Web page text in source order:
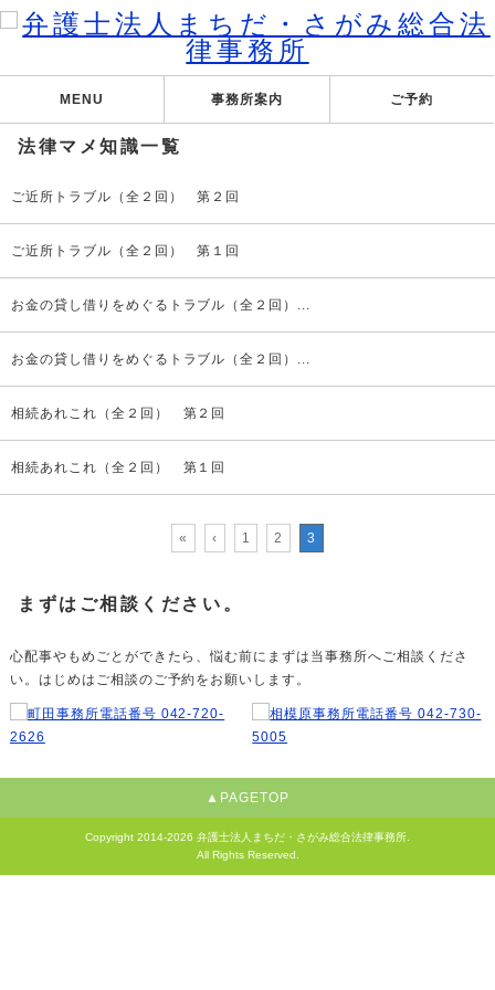
MENU 事務所案内 ご予約
法律マメ知識一覧
ご近所トラブル（全２回） 第２回
ご近所トラブル（全２回） 第１回
お金の貸し借りをめぐるトラブル（全２回）...
お金の貸し借りをめぐるトラブル（全２回）...
相続あれこれ（全２回） 第２回
相続あれこれ（全２回） 第１回
« ‹ 1 2 3
まずはご相談ください。
心配事やもめごとができたら、悩む前にまずは当事務所へご相談くださ
い。はじめはご相談のご予約をお願いします。
▲PAGETOP
Copyright 2014-2026 弁護士法人まちだ・さがみ総合法律事務所.
All Rights Reserved.